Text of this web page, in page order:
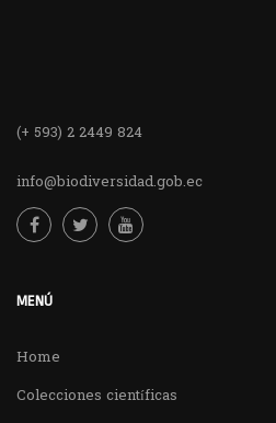
(+ 593) 2 2449 824
info@biodiversidad.gob.ec
MENÚ
Home
Colecciones científicas